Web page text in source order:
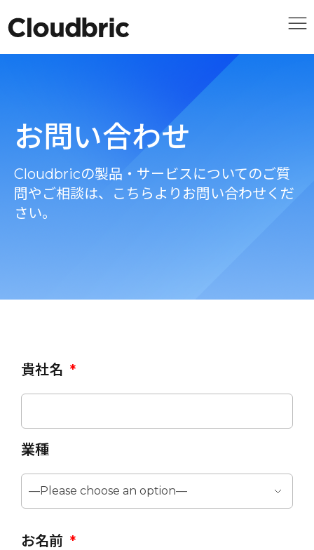
お問い合わせ
Cloudbricの製品・サービスについてのご質
問やご相談は、こちらよりお問い合わせくだ
さい。
貴社名 *
業種
お名前 *